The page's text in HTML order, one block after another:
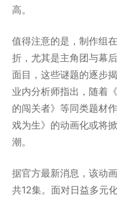
高。
值得注意的是，制作组
折，尤其是主角团与幕
面目，这些谜题的逐步
业内分析师指出，随着
的闯关者》等同类题材
戏为生》的动画化或将
潮。
据官方最新消息，该动
共12集。面对日益多元